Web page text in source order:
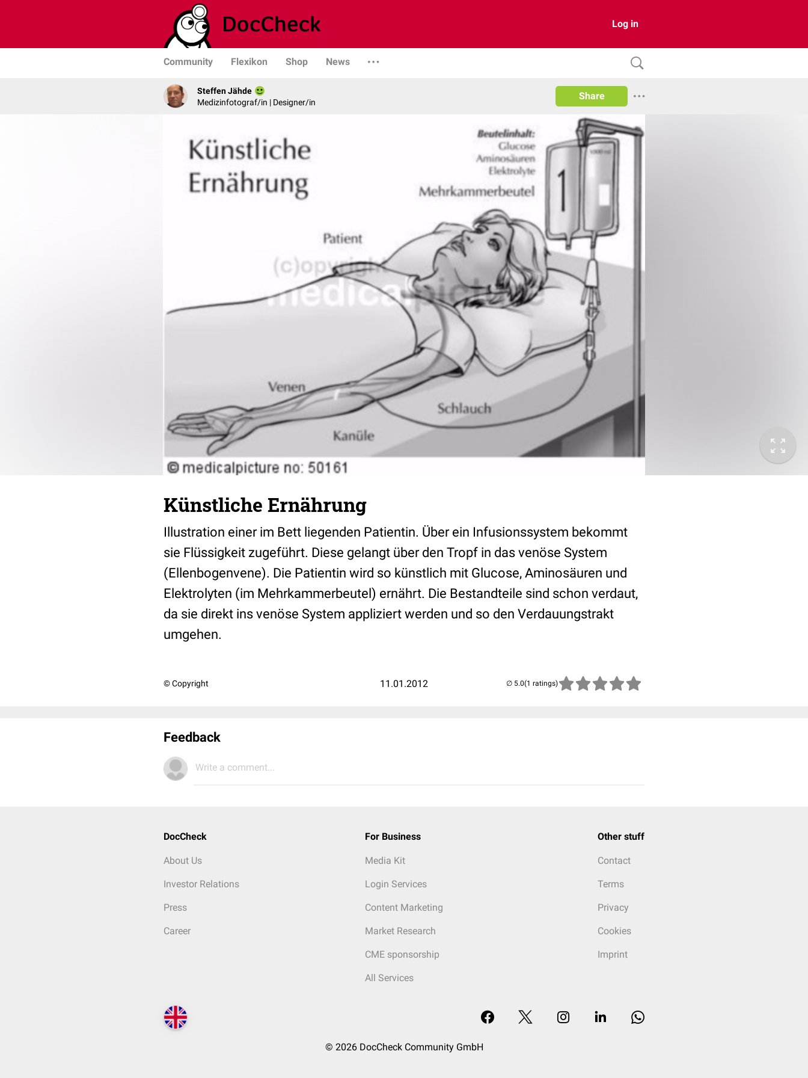
Log in
Community Flexikon Shop News
Steffen Jähde
Medizinfotograf/in | Designer/in
Share
Künstliche Ernährung
Illustration einer im Bett liegenden Patientin. Über ein Infusionssystem bekommt
sie Flüssigkeit zugeführt. Diese gelangt über den Tropf in das venöse System
(Ellenbogenvene). Die Patientin wird so künstlich mit Glucose, Aminosäuren und
Elektrolyten (im Mehrkammerbeutel) ernährt. Die Bestandteile sind schon verdaut,
da sie direkt ins venöse System appliziert werden und so den Verdauungstrakt
umgehen.
© Copyright 11.01.2012 (1 ratings)
Feedback
Write a comment...
DocCheck
About Us
Investor Relations
Press
Career
For Business
Media Kit
Login Services
Content Marketing
Market Research
CME sponsorship
All Services
Other stuff
Contact
Terms
Privacy
Cookies
Imprint
© 2026 DocCheck Community GmbH